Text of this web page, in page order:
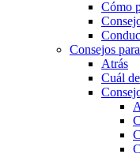
Cómo
Consejos
Atrás
Cuál